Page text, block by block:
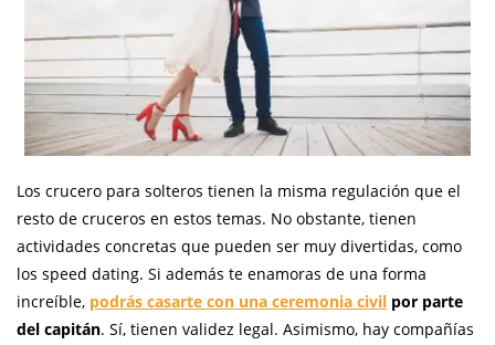
Los crucero para solteros tienen la misma regulación que el
resto de cruceros en estos temas. No obstante, tienen
actividades concretas que pueden ser muy divertidas, como
los speed dating. Si además te enamoras de una forma
increíble, podrás casarte con una ceremonia civil por parte
del capitán. Sí, tienen validez legal. Asimismo, hay compañías